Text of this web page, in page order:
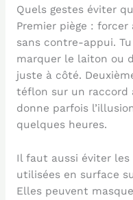
Quels gestes éviter
Premier piège :
sans contre-appui.
marquer le laiton ou
juste à côté.
téflon sur un raccord
donne parfois
quelques heures.
Il faut aussi éviter les
utilisées en surface
Elles peuvent